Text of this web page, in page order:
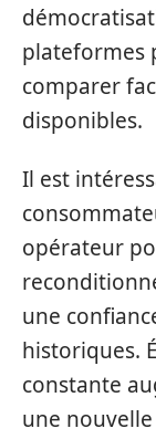
plateformes
comparer
disponibles.
Il est
opérateur
une
historiques.
constante
une